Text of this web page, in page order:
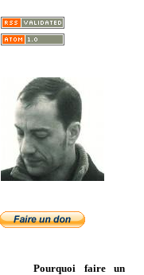
Pourquoi faire un